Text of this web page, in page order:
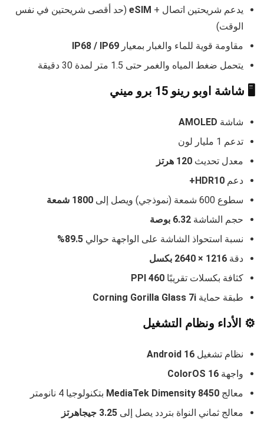
يدعم شريحتين اتصال + eSIM (حد أقصى شريحتين في نفس
الوقت)
مقاومة قوية للماء والغبار بمعيار IP68 / IP69
يتحمل ضغط المياه والغمر حتى 1.5 متر لمدة 30 دقيقة
🖥️ شاشة اوبو رينو 15 برو ميني
شاشة AMOLED
تدعم 1 مليار لون
معدل تحديث 120 هرتز
دعم HDR10+
سطوع 600 شمعة (نموذجي) ويصل إلى
1800 شمعة
حجم الشاشة 6.32 بوصة
نسبة استحواذ الشاشة على الواجهة حوالي 89.5%
دقة 1216 × 2640 بكسل
كثافة بكسلات تقريبًا 460 PPI
طبقة حماية Corning Gorilla Glass 7i
⚙️ الأداء ونظام التشغيل
نظام تشغيل Android 16
واجهة ColorOS 16
معالج MediaTek Dimensity 8450 بتكنولوجيا 4 نانومتر
معالج ثماني النواة بتردد يصل إلى 3.25 جيجاهرتز